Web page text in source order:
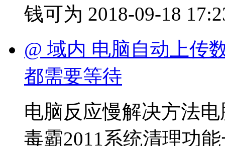
钱可为 2018-09-18
@ 域内 电脑自动上传
都需要等待
电脑反应慢解决方法
毒霸2011系统清理功